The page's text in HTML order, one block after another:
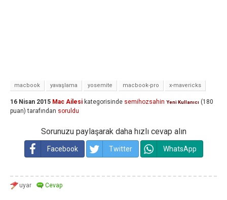
macbook yavaşlama yosemite macbook-pro x-mavericks
16 Nisan 2015 Mac Ailesi kategorisinde semihozsahin Yeni Kullanıcı (180
puan) tarafından soruldu
Sorunuzu paylaşarak daha hızlı cevap alın
Facebook Twitter WhatsApp